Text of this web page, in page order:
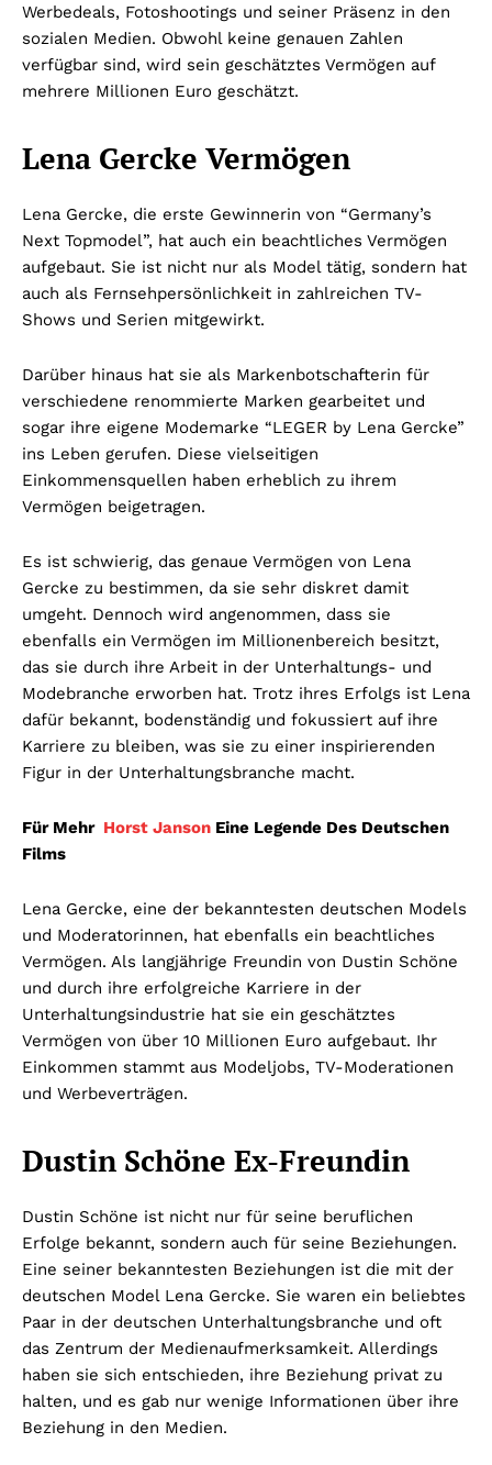
Werbedeals, Fotoshootings und seiner Präsenz in den
sozialen Medien. Obwohl keine genauen Zahlen
verfügbar sind, wird sein geschätztes Vermögen auf
mehrere Millionen Euro geschätzt.
Lena Gercke Vermögen
Lena Gercke, die erste Gewinnerin von “Germany’s
Next Topmodel”, hat auch ein beachtliches Vermögen
aufgebaut. Sie ist nicht nur als Model tätig, sondern hat
auch als Fernsehpersönlichkeit in zahlreichen TV-
Shows und Serien mitgewirkt.
Darüber hinaus hat sie als Markenbotschafterin für
verschiedene renommierte Marken gearbeitet und
sogar ihre eigene Modemarke “LEGER by Lena Gercke”
ins Leben gerufen. Diese vielseitigen
Einkommensquellen haben erheblich zu ihrem
Vermögen beigetragen.
Es ist schwierig, das genaue Vermögen von Lena
Gercke zu bestimmen, da sie sehr diskret damit
umgeht. Dennoch wird angenommen, dass sie
ebenfalls ein Vermögen im Millionenbereich besitzt,
das sie durch ihre Arbeit in der Unterhaltungs- und
Modebranche erworben hat. Trotz ihres Erfolgs ist Lena
dafür bekannt, bodenständig und fokussiert auf ihre
Karriere zu bleiben, was sie zu einer inspirierenden
Figur in der Unterhaltungsbranche macht.
Für Mehr Horst Janson Eine Legende Des Deutschen
Films
Lena Gercke, eine der bekanntesten deutschen Models
und Moderatorinnen, hat ebenfalls ein beachtliches
Vermögen. Als langjährige Freundin von Dustin Schöne
und durch ihre erfolgreiche Karriere in der
Unterhaltungsindustrie hat sie ein geschätztes
Vermögen von über 10 Millionen Euro aufgebaut. Ihr
Einkommen stammt aus Modeljobs, TV-Moderationen
und Werbeverträgen.
Dustin Schöne Ex-Freundin
Dustin Schöne ist nicht nur für seine beruflichen
Erfolge bekannt, sondern auch für seine Beziehungen.
Eine seiner bekanntesten Beziehungen ist die mit der
deutschen Model Lena Gercke. Sie waren ein beliebtes
Paar in der deutschen Unterhaltungsbranche und oft
das Zentrum der Medienaufmerksamkeit. Allerdings
haben sie sich entschieden, ihre Beziehung privat zu
halten, und es gab nur wenige Informationen über ihre
Beziehung in den Medien.